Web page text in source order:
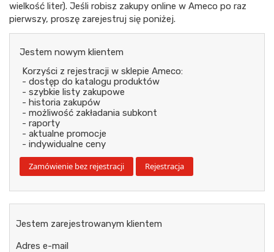
wielkość liter). Jeśli robisz zakupy online w Ameco po raz
pierwszy, proszę zarejestruj się poniżej.
Jestem nowym klientem
Korzyści z rejestracji w sklepie Ameco:
- dostęp do katalogu produktów
- szybkie listy zakupowe
- historia zakupów
- możliwość zakładania subkont
- raporty
- aktualne promocje
- indywidualne ceny
Jestem zarejestrowanym klientem
Adres e-mail